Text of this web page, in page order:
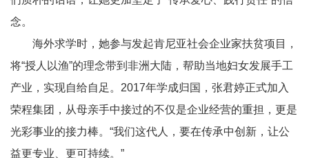
念。
海外求学时，她参与发起肯尼亚社会企业家扶贫项目，
将“授人以渔”的理念带到非洲大陆，帮助当地妇女发展手工
产业，实现自给自足。 2017年学成归国，张君婷正式加入
荣程集团，从母亲手中接过的不仅是企业经营的重担，更是
光彩事业的接力棒。“我们这代人，要在传承中创新，让公
益更专业、更可持续。”